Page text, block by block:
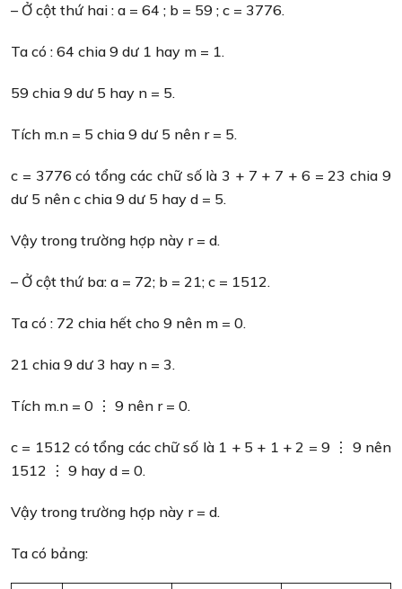
– Ở cột thứ hai : a = 64 ; b = 59 ; c = 3776.
Ta có : 64 chia 9 dư 1 hay m = 1.
59 chia 9 dư 5 hay n = 5.
Tích m.n = 5 chia 9 dư 5 nên r = 5.
c = 3776 có tổng các chữ số là 3 + 7 + 7 + 6 = 23 chia 9
dư 5 nên c chia 9 dư 5 hay d = 5.
Vậy trong trường hợp này r = d.
– Ở cột thứ ba: a = 72; b = 21; c = 1512.
Ta có : 72 chia hết cho 9 nên m = 0.
21 chia 9 dư 3 hay n = 3.
Tích m.n = 0 ⋮ 9 nên r = 0.
c = 1512 có tổng các chữ số là 1 + 5 + 1 + 2 = 9 ⋮ 9 nên
1512 ⋮ 9 hay d = 0.
Vậy trong trường hợp này r = d.
Ta có bảng: